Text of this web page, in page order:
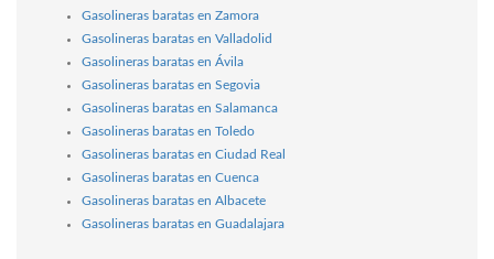
Gasolineras baratas en Zamora
Gasolineras baratas en Valladolid
Gasolineras baratas en Ávila
Gasolineras baratas en Segovia
Gasolineras baratas en Salamanca
Gasolineras baratas en Toledo
Gasolineras baratas en Ciudad Real
Gasolineras baratas en Cuenca
Gasolineras baratas en Albacete
Gasolineras baratas en Guadalajara